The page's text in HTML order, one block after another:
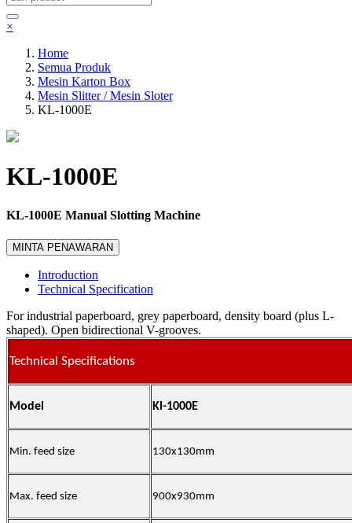
×
Home
Semua Produk
Mesin Karton Box
Mesin Slitter / Mesin Sloter
KL-1000E
KL-1000E
KL-1000E Manual Slotting Machine
MINTA PENAWARAN
Introduction
Technical Specification
For industrial paperboard, grey paperboard, density board (plus L-
shaped). Open bidirectional V-grooves.
Technical Specifications
Model Kl-1000E
Min. feed size 130x130mm
Max. feed size 900x930mm